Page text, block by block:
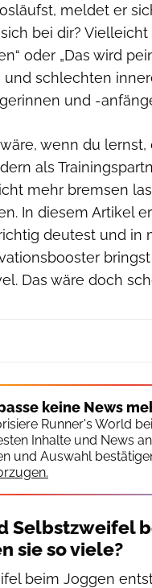
meldet er
bei dir? Vielleicht
oder „Das wird
und schlechten
und -
wenn du
als
mehr bremsen
In diesem Artikel
deutest und in
Das wäre doch
keine News
Runner's World
Inhalte und News
und Auswahl
Selbstzweifel
sie so viele?
beim Joggen